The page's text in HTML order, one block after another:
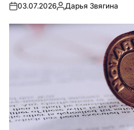
on03.07.2026Опубліковано
Дарья Звягина